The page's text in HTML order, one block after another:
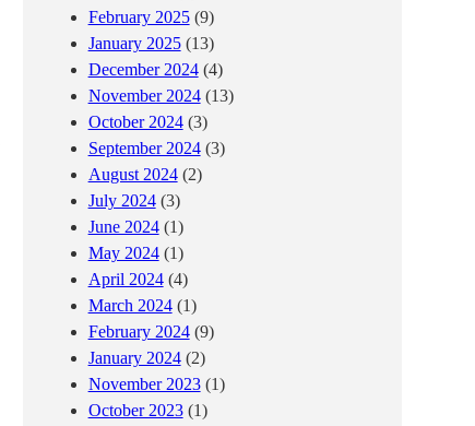
February 2025(9)
January 2025(13)
December 2024(4)
November 2024(13)
October 2024(3)
September 2024(3)
August 2024(2)
July 2024(3)
June 2024(1)
May 2024(1)
April 2024(4)
March 2024(1)
February 2024(9)
January 2024(2)
November 2023(1)
October 2023(1)